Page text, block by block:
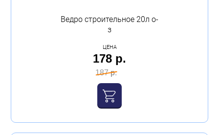
Ведро строительное 20л о-
з
ЦЕНА
178 р.
187 р.